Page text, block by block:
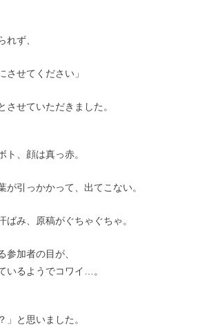
れず、
させてください」
させていただきました。
ト、顔は真っ赤。
が引っかかって、出てこない。
ばみ、原稿がぐちゃぐちゃ。
参加者の目が、
いるようでコワイ…。
」と思いました。